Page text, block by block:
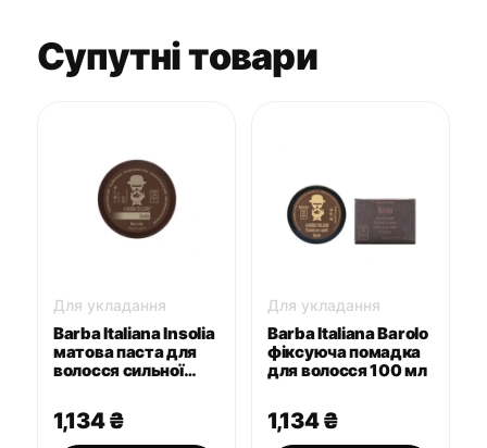
Супутні товари
Для укладання
Barba Italiana Insolia
матова паста для
волосся сильної
1,134₴
Для укладання
Barba Italiana Barolo
фіксуюча помадка
для волосся 100 мл
1,134₴